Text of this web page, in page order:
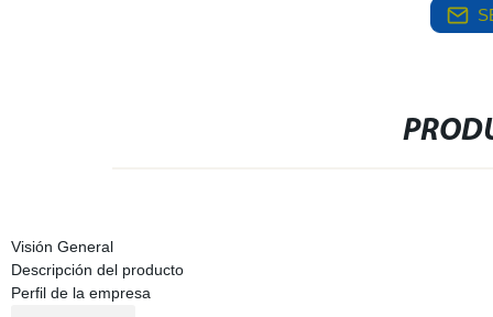
Visión General
Descripción del producto
Perfil de la empresa